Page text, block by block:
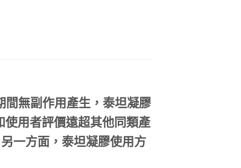
間無副作用產生，泰坦凝膠
用者評價遠超其他同類產
一方面，泰坦凝膠使用方